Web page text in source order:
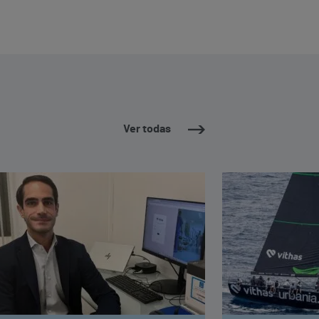
Ver todas